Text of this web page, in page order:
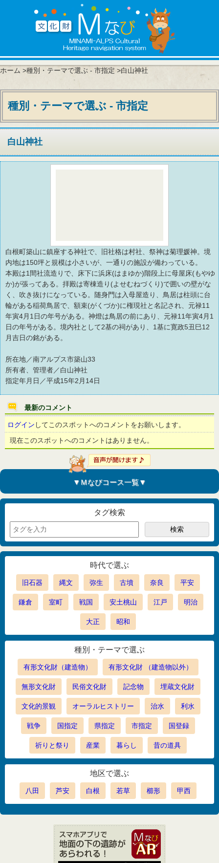
ホーム >種別・テーマで選ぶ - 市指定 >白山神社
種別・テーマで選ぶ - 市指定
白山神社
白根町築山に鎮座する神社で、旧社格は村社、祭神は菊理媛神。境
内地は150坪と規模は小さいが、一通りの施設が備わっている。
本殿は1間社流造りで、床下に浜床(はまゆか)階段上に母屋床(もやゆ
か)が張ってある。拝殿は寄棟造り(よせむねづくり)で囲いの壁がな
く、吹き抜けになっている。随身門は入母屋造り、鳥居は柱頭に台
輪がある稲荷鳥居で、額束(がくづか)に権現社と名記され、元禄11
年寅4月1日の年号がある。神燈は鳥居の前にあり、元禄11年寅4月1
日の年号がある。境内社として2基の祠があり、1基に寛政5丑巳12
月吉日の銘がある。
所在地／南アルプス市築山33
所有者、管理者／白山神社
指定年月日／平成15年2月14日
最新のコメント
ログイン してこのスポットへのコメントをお願いします。
現在このスポットへのコメントはありません。
▼Ｍなびコース一覧▼
タグ検索
時代で選ぶ
旧石器 縄文 弥生 古墳 奈良 平安
鎌倉 室町 戦国 安土桃山 江戸 明治
大正 昭和
種別・テーマで選ぶ
有形文化財（建造物） 有形文化財 （建造物以外）
無形文化財 民俗文化財 記念物 埋蔵文化財
文化的景観 オーラルヒストリー 治水 利水
戦争 国指定 県指定 市指定 国登録
祈りと祭り 産業 暮らし 昔の道具
地区で選ぶ
八田 芦安 白根 若草 櫛形 甲西